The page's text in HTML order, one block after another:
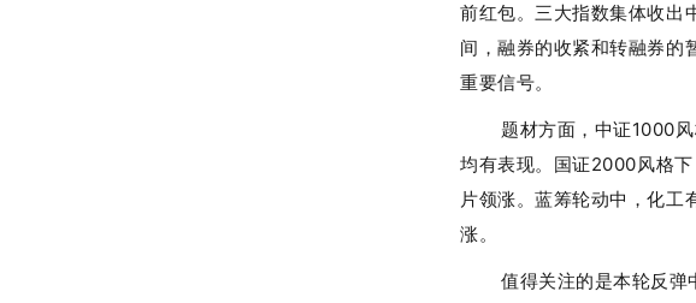
前红包。三大指数集体收出
间，融券的收紧和转融券的
重要信号。
题材方面，中证1000
均有表现。国证2000风格
片领涨。蓝筹轮动中，化工
涨。
值得关注的是本轮反弹